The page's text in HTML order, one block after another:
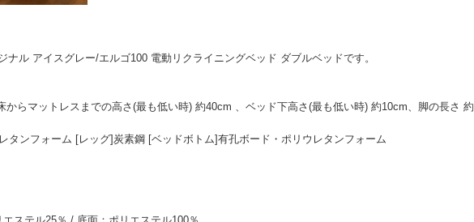
ナル アイスグレー/エルゴ100 電動リクライニングベッド ダブルベッドです。
からマットレスまでの高さ(最も低い時) 約40cm 、ベッド下高さ(最も低い時) 約10cm、脚の長さ 約
タンフォーム [レッグ]炭素鋼 [ベッドボトム]有孔ボード・ポリウレタンフォーム